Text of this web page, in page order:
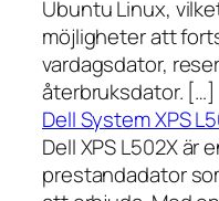
Ubuntu Linux,
möjligheter att
vardagsdator,
återbruksdator. […]
Dell System XPS
Dell XPS L502X är
prestandadator